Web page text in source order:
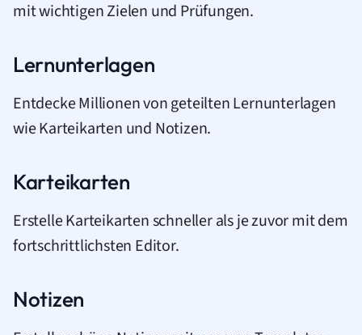
mit wichtigen Zielen und Prüfungen.
Lernunterlagen
Entdecke Millionen von geteilten Lernunterlagen
wie Karteikarten und Notizen.
Karteikarten
Erstelle Karteikarten schneller als je zuvor mit dem
fortschrittlichsten Editor.
Notizen